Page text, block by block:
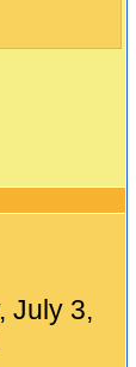
July 3,